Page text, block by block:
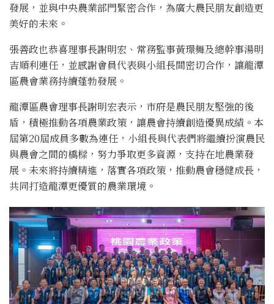
發展，並與中央農業部門緊密合作，為廣大農民朋友創造更
美好的未來。
張善政也恭喜理事長謝明宏、常務監事黃璟舞及總幹事湯明
吉順利連任，並感謝會員代表與小組長間密切合作，讓龍潭
區農會業務持續蓬勃發展。
龍潭區農會理事長謝明宏表示，市府是農民朋友堅強的後
盾，積極推動各項農業政策，讓農會持續創造優異成績。本
屆第20屆成員多數為連任，小組長與代表們將繼續扮演農民
與農會之間的橋樑，努力爭取更多資源，支持在地農業發
展。未來將持續精進，落實各項政策，推動農會穩健成長，
共同打造龍潭更優質的農業環境。